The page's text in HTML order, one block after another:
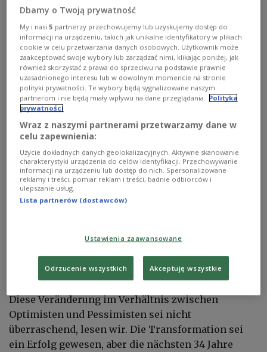
Z gospodarki napływają pozytywne informacje Shutterstock/TTstudio
RZECZPOSPOLITA: Eine Bilanz der polnischen
Transformation
Zu Beginn der Transformation war mehr als die
Hälfte der vom Meinungsforschungsinstitut CBOS
befragten Polen davon überzeugt, dass sich die
wirtschaftliche Situation in Polen verbessern wird,
schreibt in ihrem Wirtschaftsteil die Tageszeitung
vergangenen Jahr etwa mehr als die Hälfte der
Befragten geglaubt, dass sich die wirtschaftliche
Lage verschlechtern wird.
Diese Veränderung im Verhältnis zwischen
Optimisten und Pessimisten sei nicht
überraschend, lesen wir. Die Transformation sei
ein Erfolg gewesen, aber die nächsten 34 Jahre
Dbamy o Twoją prywatność
My i nasi5 partnerzy przechowujemy lub uzyskujemy dostęp do
informacji na urządzeniu, takich jak unikalne identyfikatory w plikach
cookie w celu przetwarzania danych osobowych. Użytkownik może
zaakceptować swoje wybory lub zarządzać nimi, klikając poniżej, jak
również skorzystać z prawa do sprzeciwu na podstawie prawnie
uzasadnionego interesu lub w dowolnym momencie na stronie
polityki prywatności. Te wybory będą sygnalizowane naszym
partnerom i nie będą miały wpływu na dane przeglądania. Polityka
prywatności
Wraz z naszymi partnerami przetwarzamy dane w
celu zapewnienia:
Użycie dokładnych danych geolokalizacyjnych. Aktywne skanowanie
charakterystyki urządzenia do celów identyfikacji. Przechowywanie
informacji na urządzeniu lub dostęp do nich. Spersonalizowane
reklamy i treści, pomiar reklam i treści, badnie odbiorców i
ulepszanie usług.
Lista partnerów (dostawców)
Ustawienia zaawansowane
Odrzucenie wszystkich Akceptuję wszystkie